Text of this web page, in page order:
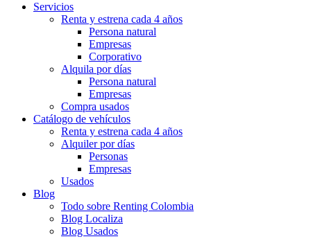
Servicios
Renta y estrena cada 4 años
Persona natural
Empresas
Corporativo
Alquila por días
Persona natural
Empresas
Compra usados
Catálogo de vehículos
Renta y estrena cada 4 años
Alquiler por días
Personas
Empresas
Usados
Blog
Todo sobre Renting Colombia
Blog Localiza
Blog Usados